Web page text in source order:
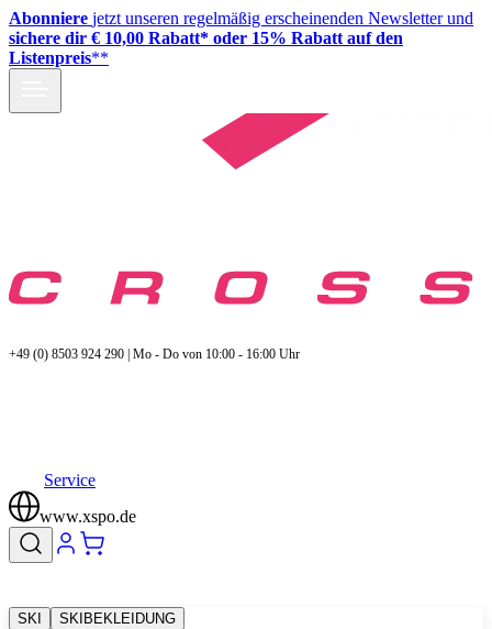
Abonniere jetzt unseren regelmäßig erscheinenden Newsletter und
sichere dir € 10,00 Rabatt* oder 15% Rabatt auf den
Listenpreis**
+49 (0) 8503 924 290 | Mo - Do von 10:00 - 16:00 Uhr
Service
www.xspo.de
SKI SKIBEKLEIDUNG